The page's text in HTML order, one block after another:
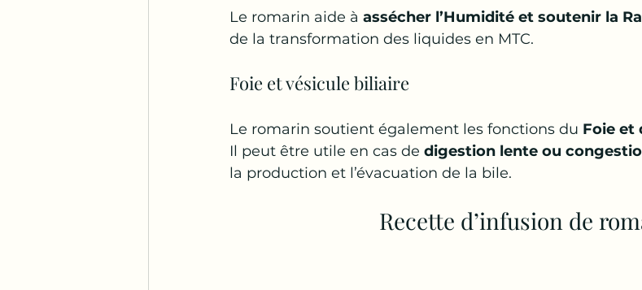
Le romarin aide à assécher l’Humidité et soutenir la
de la transformation des liquides en MTC.
Foie et vésicule biliaire
Le romarin soutient également les fonctions du Foie et
Il peut être utile en cas de digestion lente ou
la production et l’évacuation de la bile.
Recette d’infusion de